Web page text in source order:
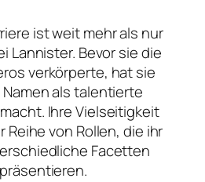
ist weit mehr als nur
Lannister. Bevor sie die
verkörperte, hat sie
als talentierte
Ihre Vielseitigkeit
von Rollen, die ihr
Facetten